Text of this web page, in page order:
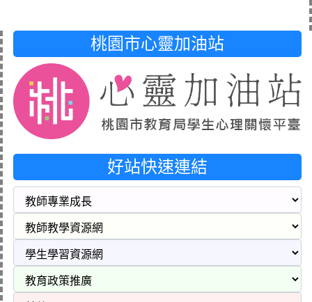
桃園市心靈加油站
好站快速連結